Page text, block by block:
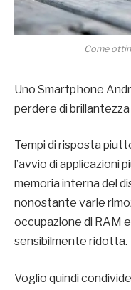
Come
Uno Smartphone
perdere di
Tempi di risposta
l’avvio di applicazioni
memoria interna del
nonostante varie
occupazione di RAM
sensibilmente ridotta.
Voglio quindi